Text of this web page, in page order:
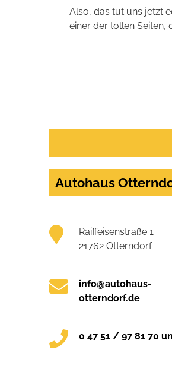
Also, das tut uns jetzt
einer der tollen Seiten,
Autohaus
Raiffeisenstraße 1
21762 Otterndorf
info@autohaus-
otterndorf.de
0 47 51 / 97 81 70